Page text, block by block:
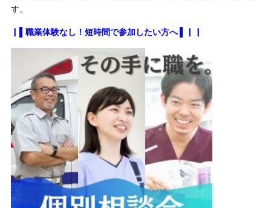
す。
▏▌職業体験なし！短時間で参加したい方へ ▌▏▏